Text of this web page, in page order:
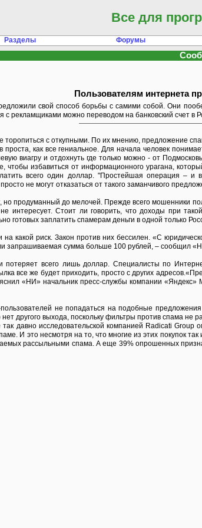
Все для
Разделы Форумы
Пользователям интернета
свой способ борьбы с самими собой. Они
с рекламщиками можно переводом на банковский счет в
торопиться с откупными. По их мнению, предложение
как все гениальное. Для начала человек
виагру и отдохнуть где только можно - от
чтобы избавиться от информационного урагана,
всего один доллар. "Простейшая операция –
не могут отказаться от такого заманчивого
продуманный до мелочей. Прежде всего мошенники
интересует. Стоит ли говорить, что доходы при
готовых заплатить спамерам деньги в одной только
какой риск. Закон против них бессилен. «С
запрашиваемая сумма больше 100 рублей, – сообщил
потеряет всего лишь доллар. Специалисты по
все же будет приходить, просто с других
«НИ» начальник пресс-службы компании
не попадаться на подобные
другого выхода, поскольку фильтры против спама не
давно исследовательской компанией Radicati Group
И это несмотря на то, что многие из этих покупок
рассыльными спама. А еще 39% опрошенных